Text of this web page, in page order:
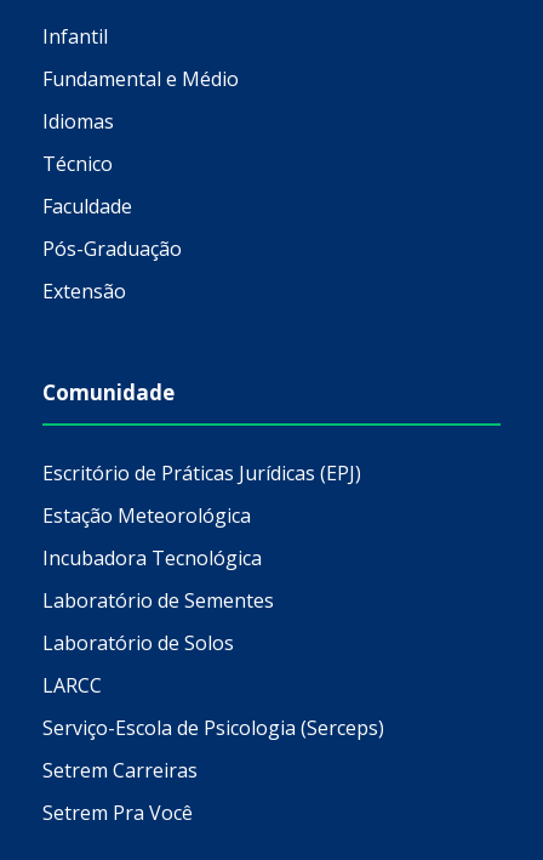
Infantil
Fundamental e Médio
Idiomas
Técnico
Faculdade
Pós-Graduação
Extensão
Comunidade
Escritório de Práticas Jurídicas (EPJ)
Estação Meteorológica
Incubadora Tecnológica
Laboratório de Sementes
Laboratório de Solos
LARCC
Serviço-Escola de Psicologia (Serceps)
Setrem Carreiras
Setrem Pra Você